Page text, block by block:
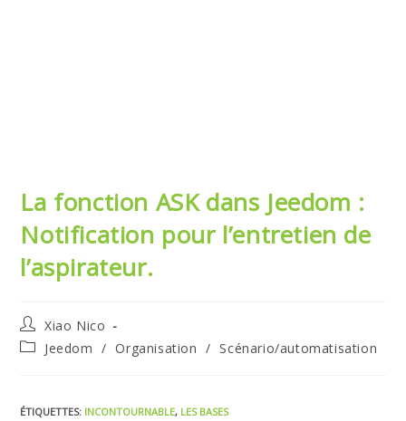
La fonction ASK dans Jeedom :
Notification pour l’entretien de
l’aspirateur.
Xiao Nico
Jeedom / Organisation / Scénario/automatisation
ÉTIQUETTES: INCONTOURNABLE, LES BASES